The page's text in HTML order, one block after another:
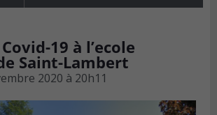
19 à l’ecole
Saint-Lambert
2020 à 20h11